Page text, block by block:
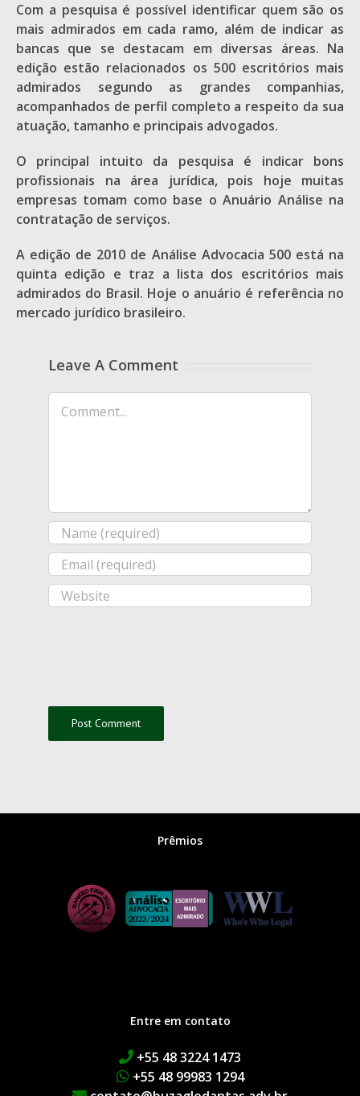
Com a pesquisa é possível identificar quem são os
mais admirados em cada ramo, além de indicar as
bancas que se destacam em diversas áreas. Na
edição estão relacionados os 500 escritórios mais
admirados segundo as grandes companhias,
acompanhados de perfil completo a respeito da sua
atuação, tamanho e principais advogados.
O principal intuito da pesquisa é indicar bons
profissionais na área jurídica, pois hoje muitas
empresas tomam como base o Anuário Análise na
contratação de serviços.
A edição de 2010 de Análise Advocacia 500 está na
quinta edição e traz a lista dos escritórios mais
admirados do Brasil. Hoje o anuário é referência no
mercado jurídico brasileiro.
Leave A Comment
Comment
Prêmios
Entre em contato
+55 48 3224 1473
+55 48 99983 1294